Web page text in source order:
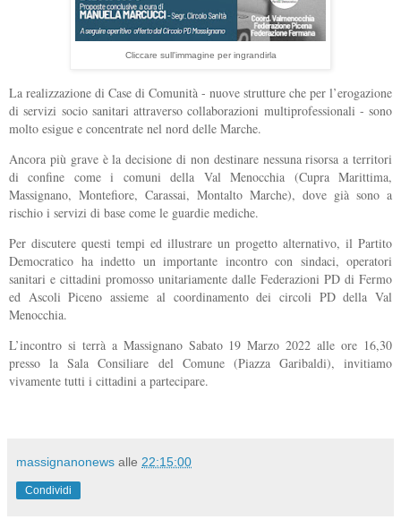
Cliccare sull'immagine per ingrandirla
La realizzazione di Case di Comunità - nuove strutture che per l’erogazione
di servizi socio sanitari attraverso collaborazioni multiprofessionali - sono
molto esigue e concentrate nel nord delle Marche.
Ancora più grave è la decisione di non destinare nessuna risorsa a territori
di confine come i comuni della Val Menocchia (Cupra Marittima,
Massignano, Montefiore, Carassai, Montalto Marche), dove già sono a
rischio i servizi di base come le guardie mediche.
Per discutere questi tempi ed illustrare un progetto alternativo, il Partito
Democratico ha indetto un importante incontro con sindaci, operatori
sanitari e cittadini promosso unitariamente dalle Federazioni PD di Fermo
ed Ascoli Piceno assieme al coordinamento dei circoli PD della Val
Menocchia.
L’incontro si terrà a Massignano Sabato 19 Marzo 2022 alle ore 16,30
presso la Sala Consiliare del Comune (Piazza Garibaldi), invitiamo
vivamente tutti i cittadini a partecipare.
massignanonews alle 22:15:00
Condividi